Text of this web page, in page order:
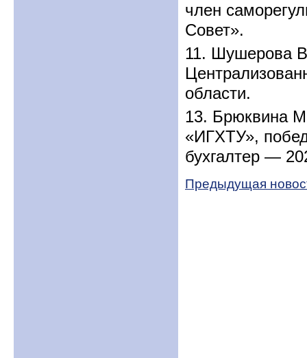
член
Совет».
11. Шушерова
области.
13. Брюквина
«ИГХТУ»,
бухгалтер —
Предыдущая